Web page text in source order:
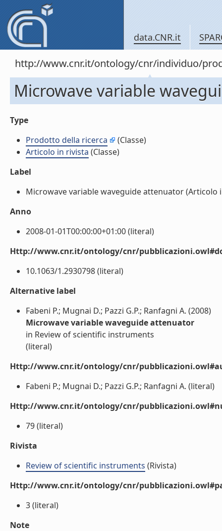
data.CNR.it
http://www.cnr.it/ontology/cnr/individuo/
Microwave variable
Type
Prodotto della ricerca
(Classe)
Articolo in rivista (Classe)
Label
Microwave variable waveguide attenuator (Articolo
Anno
2008-01-01T00:00:00+01:00 (literal)
Http://www.cnr.it/ontology/cnr/
10.1063/1.2930798 (literal)
Alternative label
Fabeni P.; Mugnai D.; Pazzi G.P.; Ranfagni A. (2008)
Microwave variable waveguide attenuator
in Review of scientific instruments
(literal)
Http://www.cnr.it/ontology/cnr/
Fabeni P.; Mugnai D.; Pazzi G.P.; Ranfagni A. (literal)
Http://www.cnr.it/ontology/cnr/
79 (literal)
Rivista
Review of scientific instruments (Rivista)
Http://www.cnr.it/ontology/cnr/
3 (literal)
Note